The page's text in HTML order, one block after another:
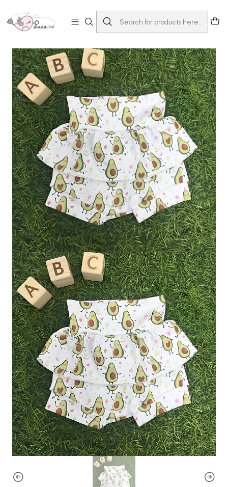
Bebé 0-24 meses
Tapa-fraldas e calções
Bloomer Abacate